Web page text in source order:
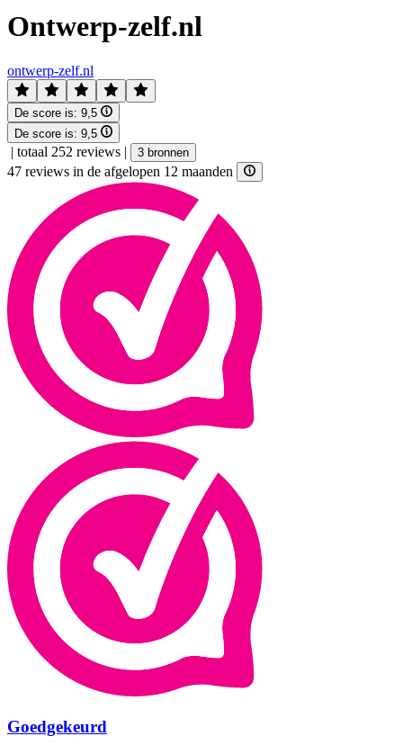
Ontwerp-zelf.nl
ontwerp-zelf.nl
De score is: 9,5
De score is: 9,5
| totaal 252 reviews | 3 bronnen
47 reviews in de afgelopen 12 maanden
Goedgekeurd